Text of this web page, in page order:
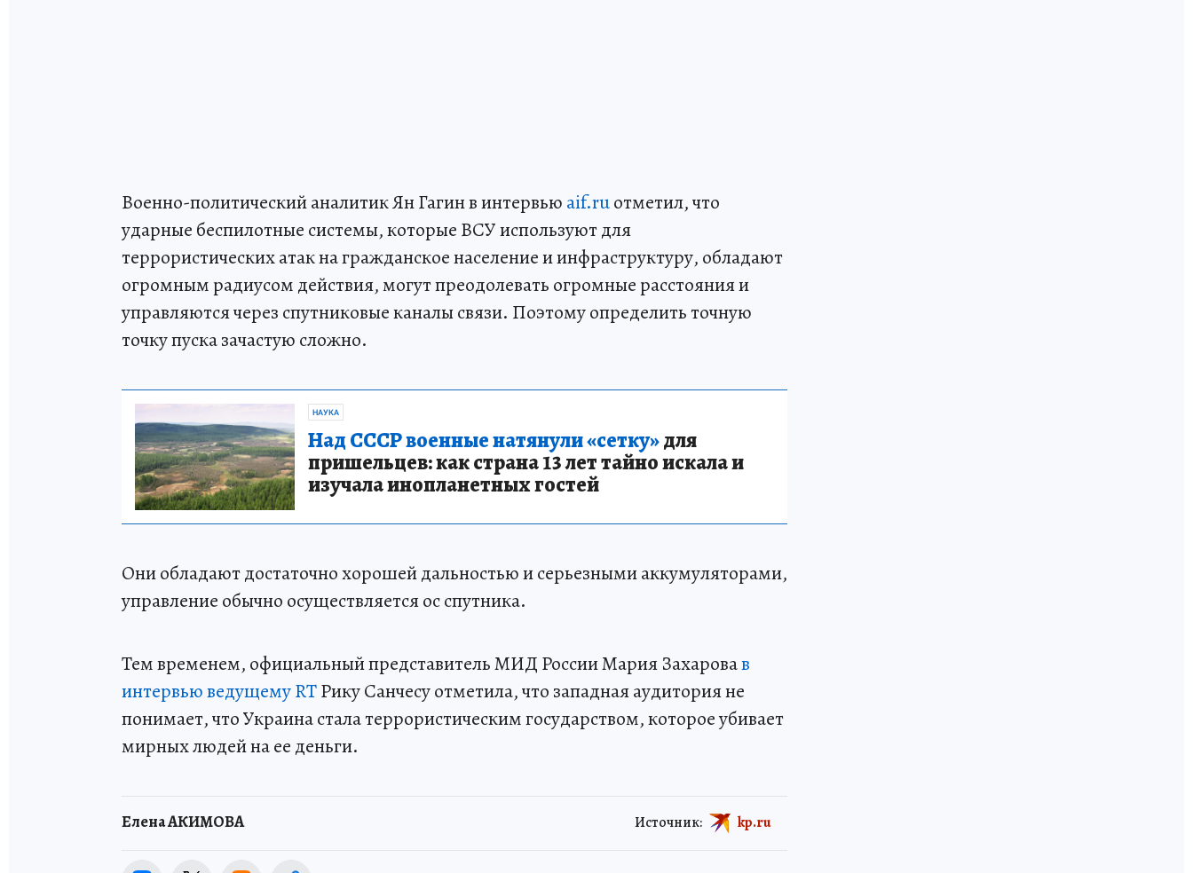
Военно-политический аналитик Ян Гагин в интервью aif.ruотметил, что
ударные беспилотные системы, которые ВСУ используют для
террористических атак на гражданское население и инфраструктуру, обладают
огромным радиусом действия, могут преодолевать огромные расстояния и
управляются через спутниковые каналы связи. Поэтому определить точную
точку пуска зачастую сложно.
НАУКА
Над СССР военные натянули «сетку»для
пришельцев: как страна 13 лет тайно искала и
изучала инопланетных гостей
Они обладают достаточно хорошей дальностью и серьезными аккумуляторами,
управление обычно осуществляется ос спутника.
Тем временем, официальный представитель МИД России Мария Захаровав
интервью ведущему RTРику Санчесу отметила, что западная аудитория не
понимает, что Украина стала террористическим государством, которое убивает
мирных людей на ее деньги.
Елена АКИМОВА Источник: kp.ru